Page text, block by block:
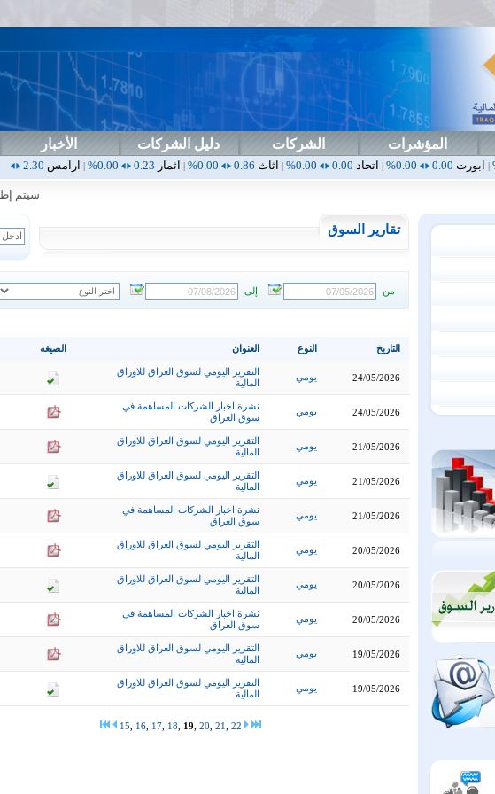
المؤشرات الشركات دليل الشركات الأخبار
|اتحاد0.00
|اثاث0.86
0.00%
|اثمار0.23
|ارامس2.30
0.00%
|اربيل0.00
سيتم
تقارير السوق
من إلى
الصيغه العنوان النوع التاريخ
التقرير اليومي لسوق العراق للاوراق
المالية
يومي 24/05/2026
نشرة اخبار الشركات المساهمة في
سوق العراق
يومي 24/05/2026
التقرير اليومي لسوق العراق للاوراق
المالية
يومي 21/05/2026
التقرير اليومي لسوق العراق للاوراق
المالية
يومي 21/05/2026
نشرة اخبار الشركات المساهمة في
سوق العراق
يومي 21/05/2026
التقرير اليومي لسوق العراق للاوراق
المالية
يومي 20/05/2026
التقرير اليومي لسوق العراق للاوراق
المالية
يومي 20/05/2026
نشرة اخبار الشركات المساهمة في
سوق العراق
يومي 20/05/2026
التقرير اليومي لسوق العراق للاوراق
المالية
يومي 19/05/2026
التقرير اليومي لسوق العراق للاوراق
المالية
يومي 19/05/2026
15 16 17 18 19 20 21 22